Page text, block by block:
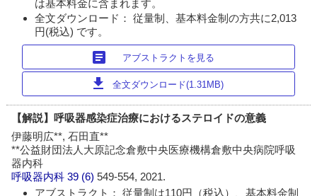
は基本料金に含まれます。
全文ダウンロード： 従量制、基本料金制の方共に2,013
円(税込) です。
article アブストラクトを見る
download 全文ダウンロード(1.31MB)
【解説】呼吸器感染症治療におけるステロイドの意義
伊藤明広**, 石田直**
**公益財団法人大原記念倉敷中央医療機構倉敷中央病院呼吸
器内科
呼吸器内科 39 (6)549-554, 2021.
アブストラクト： 従量制は110円（税込）、基本料金制